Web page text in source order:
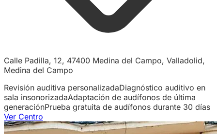
Calle Padilla, 12, 47400 Medina del Campo, Valladolid,
Medina del Campo
Revisión auditiva personalizadaDiagnóstico auditivo en
sala insonorizadaAdaptación de audífonos de última
generaciónPrueba gratuita de audífonos durante 30 días
Ver Centro